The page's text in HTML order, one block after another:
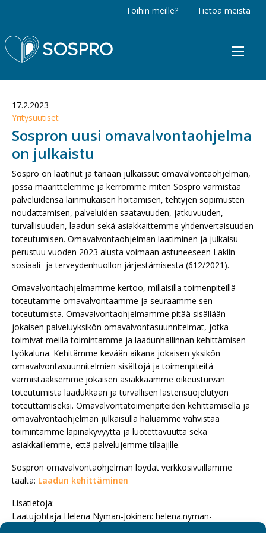
Tietoa meistä
Töihin meille?
Sospro
17.2.2023
Yritysuutiset
Sospron uusi omavalvontaohjelma
on julkaistu
Sospro on laatinut ja tänään julkaissut omavalvontaohjelman,
jossa määrittelemme ja kerromme miten Sospro varmistaa
palveluidensa lainmukaisen hoitamisen, tehtyjen sopimusten
noudattamisen, palveluiden saatavuuden, jatkuvuuden,
turvallisuuden, laadun sekä asiakkaittemme yhdenvertaisuuden
toteutumisen. Omavalvontaohjelman laatiminen ja julkaisu
perustuu vuoden 2023 alusta voimaan astuneeseen Lakiin
sosiaali- ja terveydenhuollon järjestämisestä (612/2021).
Omavalvontaohjelmamme kertoo, millaisilla toimenpiteillä
toteutamme omavalvontaamme ja seuraamme sen
toteutumista. Omavalvontaohjelmamme pitää sisällään
jokaisen palveluyksikön omavalvontasuunnitelmat, jotka
toimivat meillä toimintamme ja laadunhallinnan kehittämisen
työkaluna. Kehitämme kevään aikana jokaisen yksikön
omavalvontasuunnitelmien sisältöjä ja toimenpiteitä
varmistaaksemme jokaisen asiakkaamme oikeusturvan
toteutumista laadukkaan ja turvallisen lastensuojelutyön
toteuttamiseksi. Omavalvontatoimenpiteiden kehittämisellä ja
omavalvontaohjelman julkaisulla haluamme vahvistaa
toimintamme läpinäkyvyyttä ja luotettavuutta sekä
asiakkaillemme, että palvelujemme tilaajille.
Sospron omavalvontaohjelman löydät verkkosivuillamme
täältä: Laadun kehittäminen
Lisätietoja:
Laatujohtaja Helena Nyman-Jokinen: helena.nyman-